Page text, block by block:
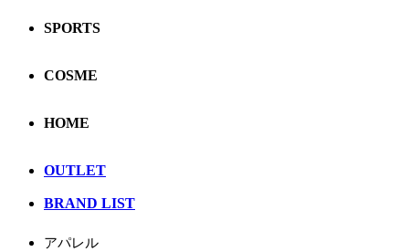
SPORTS
COSME
HOME
OUTLET
BRAND LIST
アパレル